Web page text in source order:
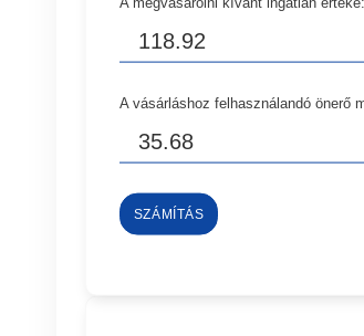
A vásárláshoz felhasználandó önerő
SZÁMÍTÁS